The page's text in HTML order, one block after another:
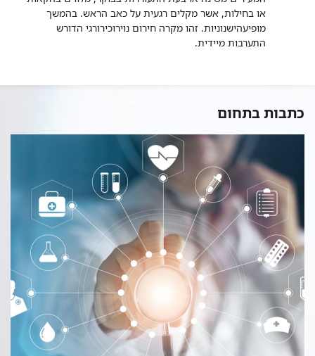
או בחילות, אשר מקלים רגעית על כאב הראש. בהמשך
מופיעהישנוניות. זהו מקרה חירום נוירוכירורגי הדורש
התערבות מיידית.
כתבות בתחום